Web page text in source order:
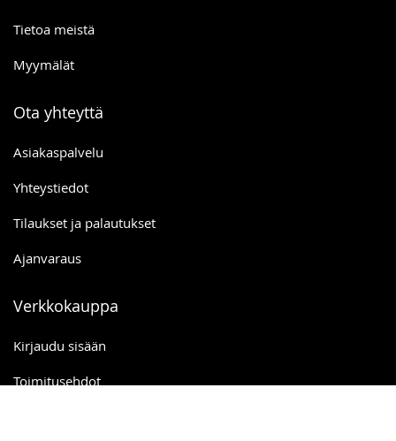
Tietoa meistä
Myymälät
Ota yhteyttä
Asiakaspalvelu
Yhteystiedot
Tilaukset ja palautukset
Ajanvaraus
Verkkokauppa
Kirjaudu sisään
Toimitusehdot